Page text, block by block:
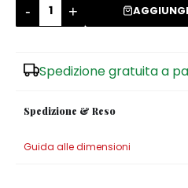
- +
Spedizione gratuita a
Spedizione & Reso
Guida alle dimensioni